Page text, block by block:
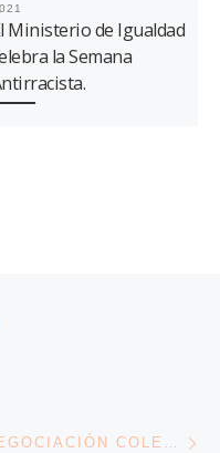
Ministerio de Igualdad
la Semana
MEDIDAS A INCLUIR EN LA NEGOCIACIÓN COLECTIVA PARA EL FOMENTO DE UNOS SERVICIOS PÚBLICOS ORGULLOSOS DE SU DIVERSIDAD